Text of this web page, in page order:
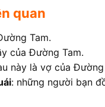
quan
Tam.
của Đường Tam.
này là vợ của Đường
: những người bạn